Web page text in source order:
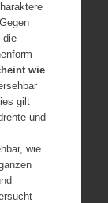
die
wie
gilt
und
wie